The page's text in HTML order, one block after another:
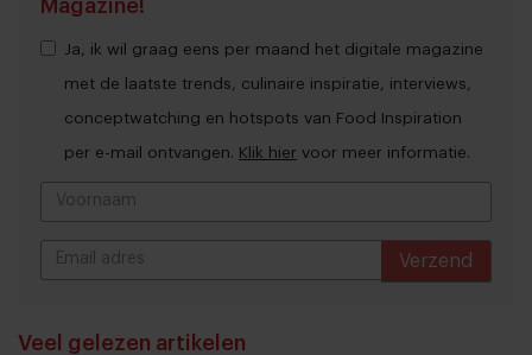
Magazine!
Ja, ik wil graag eens per maand het digitale magazine
met de laatste trends, culinaire inspiratie, interviews,
conceptwatching en hotspots van Food Inspiration
per e-mail ontvangen. Klik hier voor meer informatie.
Verzend
Veel gelezen artikelen